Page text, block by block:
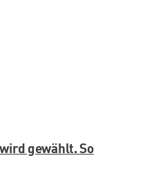
gewählt. So